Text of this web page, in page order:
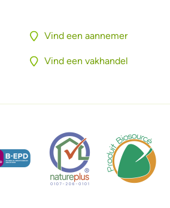
Vind een aannemer
Vind een vakhandel